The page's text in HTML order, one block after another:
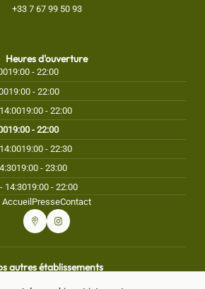
+33 7 67 99 50 93
Heures d'ouverture
19:00 - 22:00
19:00 - 22:00
19:00 - 22:00
19:00 - 22:00
19:00 - 22:30
19:00 - 23:00
14:3019:00 - 22:00
Accueil PresseContact
autres établissements